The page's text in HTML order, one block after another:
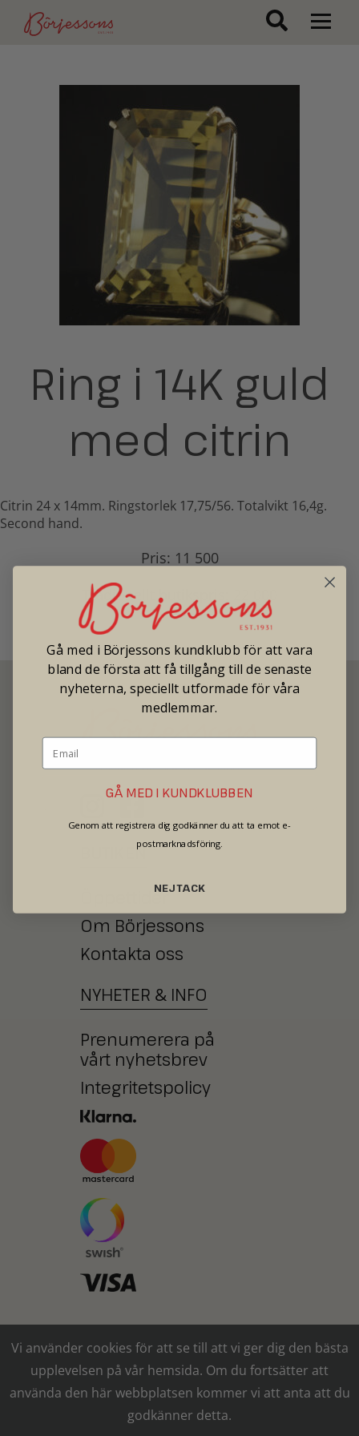
Ring i 14K guld
med citrin
Citrin 24 x 14mm. Ringstorlek 17,75/56. Totalvikt 16,4g.
Second hand.
Pris: 11 500
Tradionellt butikspris: 22 000
SECOND HAND - JEWELRY - WATCHES
BUTIKEN
Öppettider
Om Börjessons
Kontakta oss
NYHETER & INFO
Prenumerera på
vårt nyhetsbrev
Integritetspolicy
kontanter* eller
banköverföring
* över 10.000 kr fyller kunden in en
kundkännedom-blankett
Vi använder cookies för att se till att vi ger dig den bästa
upplevelsen på vår hemsida. Om du fortsätter att
använda den här webbplatsen kommer vi att anta att du
godkänner detta.
Gå med i Börjessons kundklubb för att vara
bland de första att få tillgång till de senaste
nyheterna, speciellt utformade för våra
medlemmar.
GÅ MED I KUNDKLUBBEN
Genom att registrera dig godkänner du att ta emot e-
postmarknadsföring.
NEJ TACK